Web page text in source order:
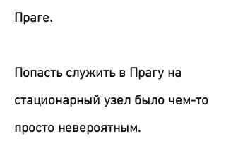
Праге.
Попасть служить в Прагу на
стационарный узел было чем-то
просто невероятным.